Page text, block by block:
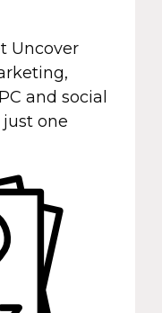
Uncover
and social
one